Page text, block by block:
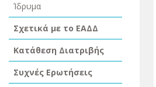
Ίδρυμα
Σχετικά με το ΕΑΔΔ
Κατάθεση Διατριβής
Συχνές Ερωτήσεις